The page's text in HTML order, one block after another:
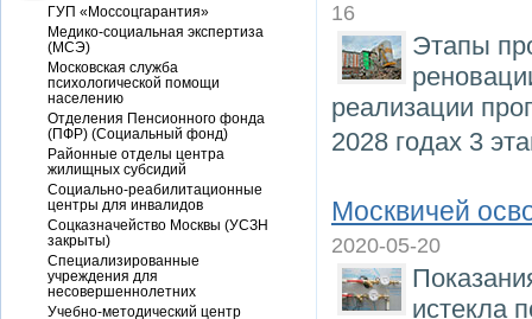
16
Этапы
реализации
2028 годах 3
Москвичей
2020-05-20
истекла
ГУП «Моссоцгарантия»
Медико-социальная экспертиза
(МСЭ)
Московская служба
психологической помощи
населению
Отделения Пенсионного фонда
(ПФР) (Социальный фонд)
Районные отделы центра
жилищных субсидий
Социально-реабилитационные
центры для инвалидов
Соцказначейство Москвы (УСЗН
закрыты)
Специализированные
учреждения для
несовершеннолетних
Учебно-методический центр